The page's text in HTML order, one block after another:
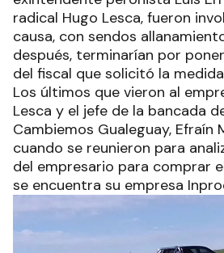
radical Hugo Lesca, fueron
causa, con sendos
después, terminarían por
del fiscal que solicitó la
Los últimos que vieron al
Lesca y el jefe de la bancada
Cambiemos Gualeguay, Efraín
cuando se reunieron para
del empresario para comprar
se encuentra su empresa